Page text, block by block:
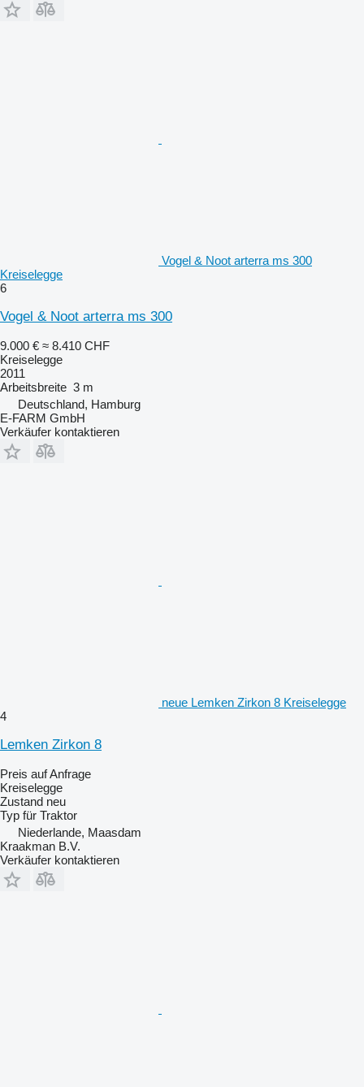
Vogel & Noot arterra ms 300
Kreiselegge
6
Vogel & Noot arterra ms 300
9.000 € ≈ 8.410 CHF
Kreiselegge
2011
Arbeitsbreite 3 m
Deutschland, Hamburg
E-FARM GmbH
Verkäufer kontaktieren
neue Lemken Zirkon 8 Kreiselegge
4
Lemken Zirkon 8
Preis auf Anfrage
Kreiselegge
Zustand neu
Typ für Traktor
Niederlande, Maasdam
Kraakman B.V.
Verkäufer kontaktieren